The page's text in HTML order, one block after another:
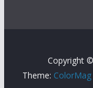
Copyright
Theme: ColorMag